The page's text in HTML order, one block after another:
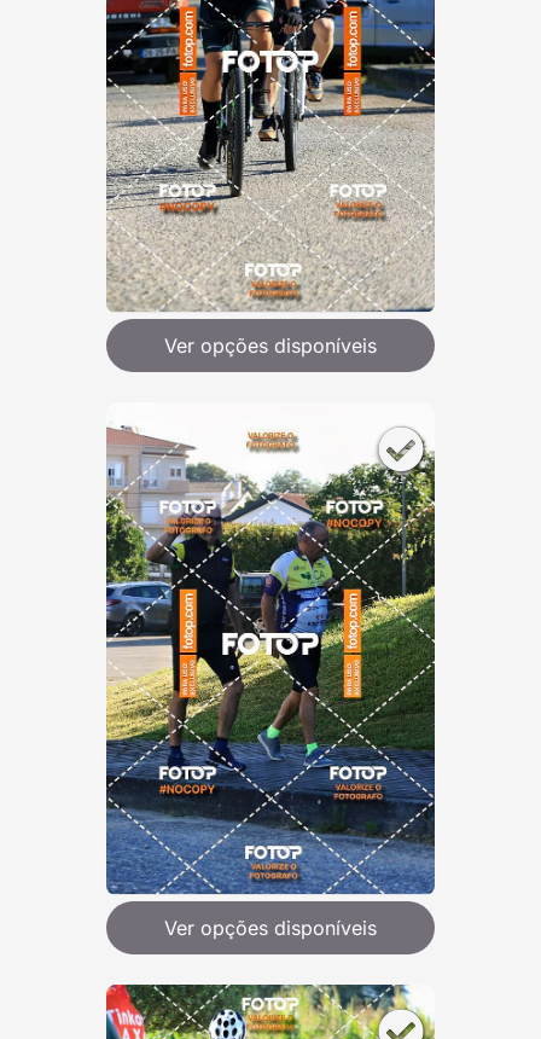
Ver opções disponíveis
Ver opções disponíveis